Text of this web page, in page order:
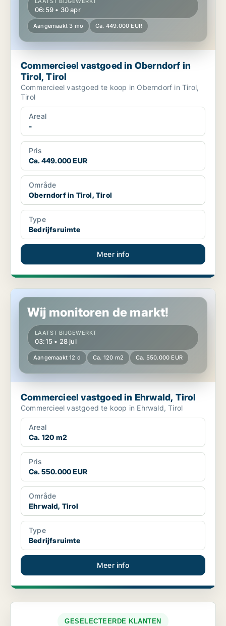
06:59 • 30 apr
Aangemaakt 3 mo Ca. 449.000 EUR
Commercieel vastgoed in Oberndorf in
Tirol, Tirol
Commercieel vastgoed te koop in Oberndorf in Tirol,
Tirol
Areal
-
Pris
Ca. 449.000 EUR
Område
Oberndorf in Tirol, Tirol
Type
Bedrijfsruimte
Meer info
Commercieel vastgoed in Ehrwald, Tirol
Wij monitoren de markt!
LAATST BIJGEWERKT
03:15 • 28 jul
Aangemaakt 12 d Ca. 120 m2 Ca. 550.000 EUR
Commercieel vastgoed in Ehrwald, Tirol
Commercieel vastgoed te koop in Ehrwald, Tirol
Areal
Ca. 120 m2
Pris
Ca. 550.000 EUR
Område
Ehrwald, Tirol
Type
Bedrijfsruimte
Meer info
GESELECTEERDE KLANTEN